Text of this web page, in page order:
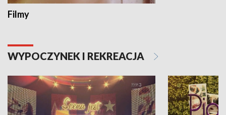
Filmy
WYPOCZYNEK I REKREACJA